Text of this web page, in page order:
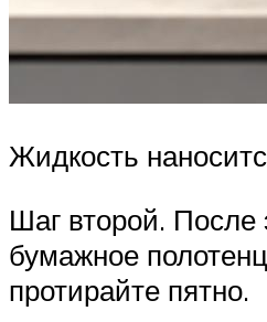
Жидкость
Шаг второй. После
бумажное
протирайте пятно.